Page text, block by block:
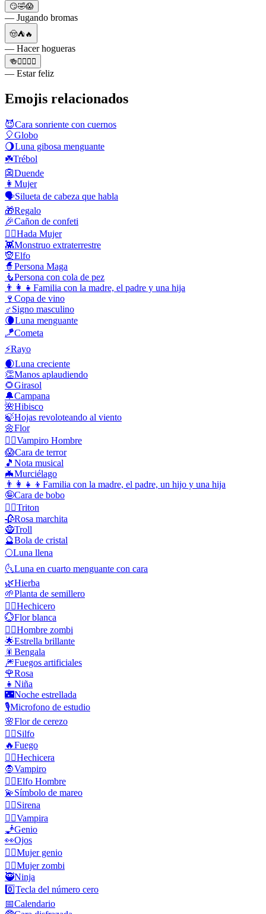
😏🤣😱
— Jugando bromas
🤠⛺🔥
— Hacer hogueras
🍻🙋‍♂️💁‍♀️
— Estar feliz
Emojis relacionados
😈Cara sonriente con cuernos
🎈Globo
🌖Luna gibosa menguante
☘️Trébol
👺Duende
👩 Mujer
🗣️Silueta de cabeza que habla
🎁Regalo
🎉Cañon de confeti
🧚‍♀️Hada Mujer
👾Monstruo extraterrestre
🧝Elfo
🧙Persona Maga
🧜Persona con cola de pez
👨‍👩‍👧 Familia con la madre, el padre y una hija
🍷 Copa de vino
♂️Signo masculino
🌘Luna menguante
🪁Cometa
⚡Rayo
🌒Luna creciente
👏Manos aplaudiendo
🌻Girasol
🔔Campana
🌺Hibisco
🍃Hojas revoloteando al viento
🌼Flor
🧛‍♂️Vampiro Hombre
😱Cara de terror
🎵 Nota musical
🦇Murciélago
👨‍👩‍👧‍👦 Familia con la madre, el padre, un hijo y una hija
🤪Cara de bobo
🧜‍♂️Triton
🥀Rosa marchita
🧌Troll
🔮Bola de cristal
🌕Luna llena
🌜Luna en cuarto menguante con cara
🌿Hierba
🌱Planta de semillero
🧙‍♂️Hechicero
💮Flor blanca
🧟‍♂️Hombre zombi
🌟Estrella brillante
🎇 Bengala
🎆Fuegos artificiales
🌹Rosa
👧 Niña
🌃Noche estrellada
🎙️Microfono de estudio
🌸Flor de cerezo
🧚‍♂️Silfo
🔥Fuego
🧙‍♀️Hechicera
🧛Vampiro
🧝‍♂️Elfo Hombre
💫Símbolo de mareo
🧜‍♀️Sirena
🧛‍♀️Vampira
🧞Genio
👀Ojos
🧞‍♀️Mujer genio
🧟‍♀️Mujer zombi
🥷Ninja
0️⃣Tecla del número cero
📅Calendario